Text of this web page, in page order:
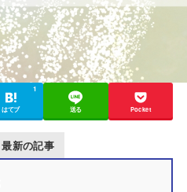
はてブ
1
送る Pocket
最新の記事